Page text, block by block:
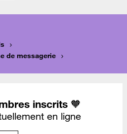
de messagerie
inscrits 🧡
en ligne